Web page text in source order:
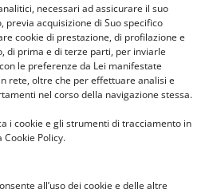
necessari ad assicurare il suo
previa acquisizione di Suo specifico
cookie di prestazione, di profilazione e
di prima e di terze parti, per inviarle
le preferenze da Lei manifestate
rete, oltre che per effettuare analisi e
nel corso della navigazione stessa.
i cookie e gli strumenti di tracciamento in
Policy.
all’uso dei cookie e delle altre
recenti
dei desideri –